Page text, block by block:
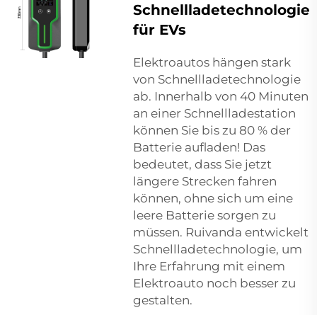
Schnellladetechnologie
für EVs
Elektroautos hängen stark
von Schnellladetechnologie
ab. Innerhalb von 40 Minuten
an einer Schnellladestation
können Sie bis zu 80 % der
Batterie aufladen! Das
bedeutet, dass Sie jetzt
längere Strecken fahren
können, ohne sich um eine
leere Batterie sorgen zu
müssen. Ruivanda entwickelt
Schnellladetechnologie, um
Ihre Erfahrung mit einem
Elektroauto noch besser zu
gestalten.